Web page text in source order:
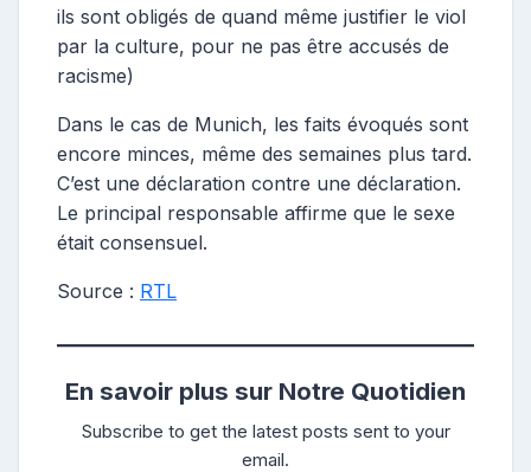
ils sont obligés de quand même justifier le viol
par la culture, pour ne pas être accusés de
racisme)
Dans le cas de Munich, les faits évoqués sont
encore minces, même des semaines plus tard.
C’est une déclaration contre une déclaration.
Le principal responsable affirme que le sexe
était consensuel.
Source : RTL
En savoir plus sur Notre Quotidien
Subscribe to get the latest posts sent to your
email.